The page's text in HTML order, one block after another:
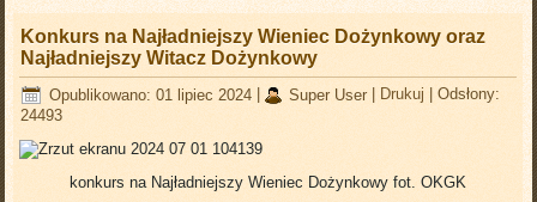
Konkurs na Najładniejszy Wieniec Dożynkowy oraz
Najładniejszy Witacz Dożynkowy
Opublikowano: 01 lipiec 2024 Super User| Drukuj |Odsłony:
24493
konkurs na Najładniejszy Wieniec Dożynkowy fot. OKGK